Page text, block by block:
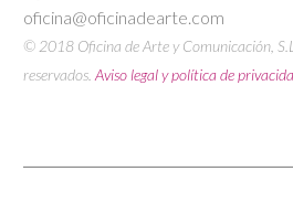
oficina@oficinadearte.com
© 2018 Oficina de Arte y Comunicación,
reservados. Aviso legal y política de